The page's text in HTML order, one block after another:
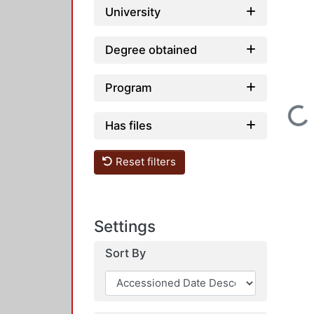
University
Degree obtained
Program
Has files
Reset filters
Settings
Sort By
Loading...